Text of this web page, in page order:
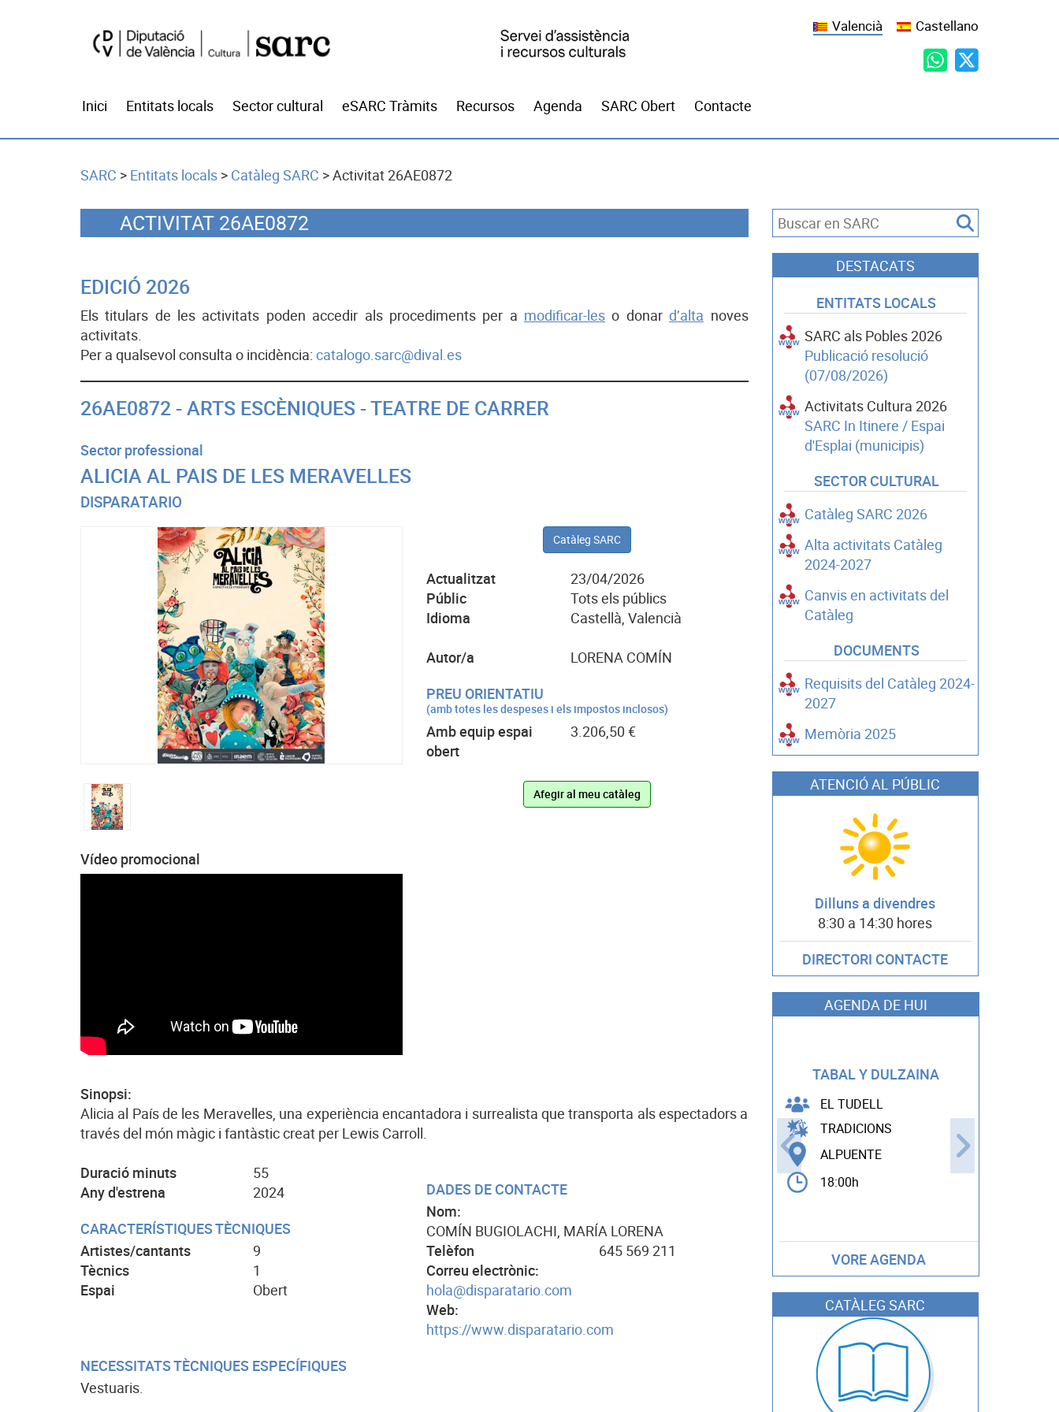
Valencià Castellano
Inici Entitats locals Sector cultural eSARC Tràmits Recursos Agenda SARC Obert Contacte
SARC > Entitats locals > Catàleg SARC >Activitat 26AE0872
ACTIVITAT 26AE0872
EDICIÓ 2026
Els titulars de les activitats poden accedir als procediments per a modificar-les o donard’alta noves
activitats.
Per a qualsevol consulta o incidència: catalogo.sarc@dival.es
26AE0872 - ARTS ESCÈNIQUES - TEATRE DE CARRER
Sector professional
ALICIA AL PAIS DE LES MERAVELLES
DISPARATARIO
Vídeo promocional
Catàleg SARC
Actualitzat
23/04/2026
Públic
Tots els públics
Idioma
Castellà, Valencià
Autor/a LORENA COMÍN
PREU ORIENTATIU
(amb totes les despeses i els impostos inclosos)
Amb equip espai
obert
3.206,50 €
Afegir al meu catàleg
Sinopsi:
Alicia al País de les Meravelles, una experiència encantadora i surrealista que transporta als espectadors a
través del món màgic i fantàstic creat per Lewis Carroll.
Duració minuts
55
Any d'estrena
2024
CARACTERÍSTIQUES TÈCNIQUES
Artistes/cantants
9
Tècnics
1
Espai
Obert
DADES DE CONTACTE
Nom:
COMÍN BUGIOLACHI, MARÍA LORENA
Telèfon
645 569 211
Correu electrònic:
hola@disparatario.com
Web:
https://www.disparatario.com
NECESSITATS TÈCNIQUES ESPECÍFIQUES
Vestuaris.
DESTACATS
ENTITATS LOCALS
SARC als Pobles 2026
Publicació resolució
(07/08/2026)
Activitats Cultura 2026
SARC In Itinere / Espai
d'Esplai (municipis)
SECTOR CULTURAL
Catàleg SARC 2026
Alta activitats Catàleg
2024-2027
Canvis en activitats del
Catàleg
DOCUMENTS
Requisits del Catàleg 2024-
2027
Memòria 2025
ATENCIÓ AL PÚBLIC
Dilluns a divendres
8:30 a 14:30 hores
DIRECTORI CONTACTE
AGENDA DE HUI
TABAL Y DULZAINA
EL TUDELL
TRADICIONS
ALPUENTE
18:00h
VORE AGENDA
CATÀLEG SARC